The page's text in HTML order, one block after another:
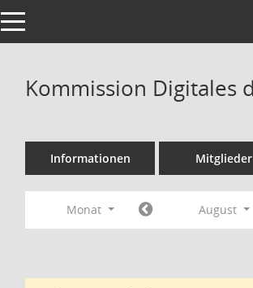
Toggle navigation
Kommission Digitales
Informationen Mitglieder
Monat August